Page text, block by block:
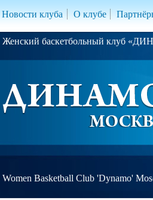
Новости клуба О клубе
Женский баскетбольный клуб
Women Basketball Club 'Dynamo'